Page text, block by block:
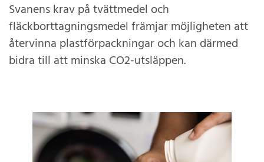
Svanens krav på tvättmedel och
fläckborttagningsmedel främjar möjligheten att
återvinna plastförpackningar och kan därmed
bidra till att minska CO2-utsläppen.